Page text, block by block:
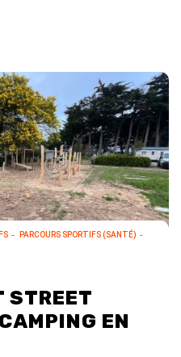
PARCOURS SPORTIFS (SANTÉ)
STREET
EN